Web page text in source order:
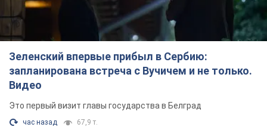
Зеленский впервые прибыл в Сербию:
запланирована встреча с Вучичем и не только.
Видео
Это первый визит главы государства в Белград
час назад 67,9 т.